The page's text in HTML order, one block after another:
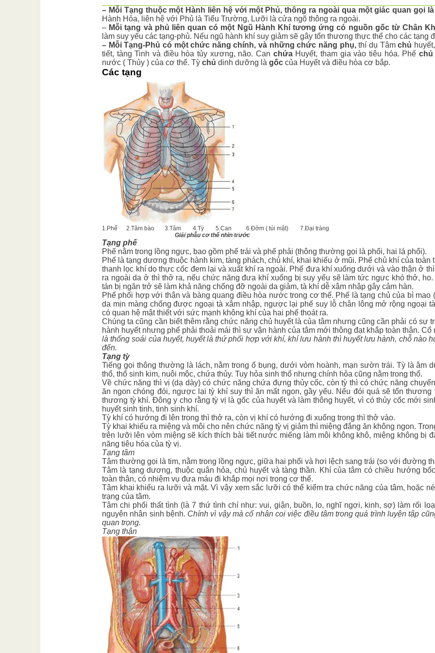
– Mỗi Tạng thuộc một Hành liên hệ với một Phủ, thông ra ngoài qua một giác quan gọi
Hành Hỏa, liên hệ với Phủ là Tiểu Trường, Lưỡi là cửa ngõ thông ra ngoài.
– Mỗi tạng và phủ liên quan có một Ngũ Hành Khí tương ứng có nguồn gốc từ Chân
làm suy yếu các tạng-phủ. Nếu ngũ hành khí suy giảm sẽ gây tổn thương thực thể cho các tạng
– Mỗi Tạng-Phủ có một chức năng chính, và những chức năng phụ,thí dụ Tâmchủ
tiết, tàng Tinh và điều hòa tủy xương, não. Can chứaHuyết, tham gia vào tiêu hóa. Phếchủ
nước ( Thủy ) của cơ thể. Tỳ chủ dinh dưỡng là gốc của Huyết và điều hòa cơ bắp.
Các tạng
1.Phế 2.Tâm bào 3.Tâm 4.Tỳ 5.Can 6.Đởm ( túi mật) 7.Đại tràng
Giải phẫu cơ thể nhìn trước
Tạng phế
Phế nằm trong lồng ngực, bao gồm phế trái và phế phải (thông thường gọi là phổi, hai lá phổi).
Phế là tạng dương thuộc hành kim, tàng phách, chủ khí, khai khiếu ở mũi. Phế chủ khí của toàn
thanh lọc khí do thực cốc đem lại và xuất khí ra ngoài. Phế đưa khí xuống dưới và vào thận ở
ra ngoài da ở thì thở ra, nếu chức năng đưa khí xuống bị suy yếu sẽ làm tức ngực khó thở,
tán bị ngăn trở sẽ làm khả năng chống đỡ ngoài da giảm, tà khí dễ xâm nhập gây cảm hàn.
Phế phối hợp với thận và bàng quang điều hòa nước trong cơ thể. Phế là tạng chủ của bì mao
da mịn màng chống được ngoại tà xâm nhập, ngược lại phế suy lỗ chân lông mở rộng ngoại
có quan hệ mật thiết với sức mạnh không khí của hai phế thoát ra.
Chúng ta cũng cần biết thêm rằng chức năng chủ huyết là của tâm nhưng cũng cần phải có sự
hành huyết nhưng phế phải thoải mái thì sự vận hành của tâm mới thông đạt khắp toàn thân.
là thống soái của huyết, huyết là thứ phối hợp với khí, khí lưu hành thì huyết lưu hành, chỗ nào
đến.
Tạng tỳ
Tiếng gọi thông thường là lách, nằm trong ổ bụng, dưới vòm hoành, mạn sườn trái. Tỳ là âm
thổ, thổ sinh kim, nuôi mộc, chứa thủy. Tuy hỏa sinh thổ nhưng chính hỏa cũng nằm trong thổ.
Về chức năng thì vị (dạ dày) có chức năng chứa đựng thủy cốc, còn tỳ thì có chức năng
ăn ngon chóng đói, ngược lại tỳ khí suy thì ăn mất ngon, gầy yếu. Nếu đói quá sẽ tổn thương
thương tỳ khí. Đông y cho rằng tỳ vị là gốc của huyết và làm thông huyết, vì có thủy cốc mới
huyết sinh tinh, tinh sinh khí.
Tỳ khí có hướng đi lên trong thì thở ra, còn vị khí có hướng đi xuống trong thì thở vào.
Tỳ khai khiếu ra miệng và môi cho nên chức năng tỳ vị giảm thì miệng đắng ăn không ngon.
trên lưỡi lên vòm miệng sẽ kích thích bài tiết nước miếng làm môi không khô, miệng không bị
năng tiêu hóa của tỳ vị.
Tạng tâm
Tâm thường gọi là tim, nằm trong lồng ngực, giữa hai phổi và hơi lệch sang trái (so với đường
Tâm là tạng dương, thuộc quân hỏa, chủ huyết và tàng thần. Khí của tâm có chiều hướng
toàn thân, có nhiệm vụ đưa máu đi khắp mọi nơi trong cơ thể.
Tâm khai khiếu ra lưỡi và mặt. Vì vậy xem sắc lưỡi có thể kiểm tra chức năng của tâm, hoặc
trạng của tâm.
Tâm chi phối thất tình (là 7 thứ tình chí như: vui, giận, buồn, lo, nghĩ ngợi, kinh, sợ) làm rối
nguyên nhân sinh bệnh. Chính vì vậy mà cổ nhân coi việc điều tâm trong quá trình luyện tập
quan trọng.
Tạng thận